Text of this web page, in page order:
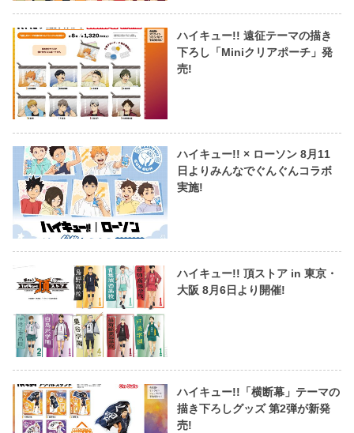
ハイキュー!! 遠征テーマの描き
下ろし「Miniクリアポーチ」発
売!
ハイキュー!! × ローソン 8月11
日よりみんなでぐんぐんコラボ
実施!
ハイキュー!! 頂ストア in 東京・
大阪 8月6日より開催!
ハイキュー!!「横断幕」テーマの
描き下ろしグッズ 第2弾が新発
売!